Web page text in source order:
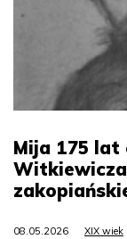
Mija 175 lat
08.05.2026 XIX wiek